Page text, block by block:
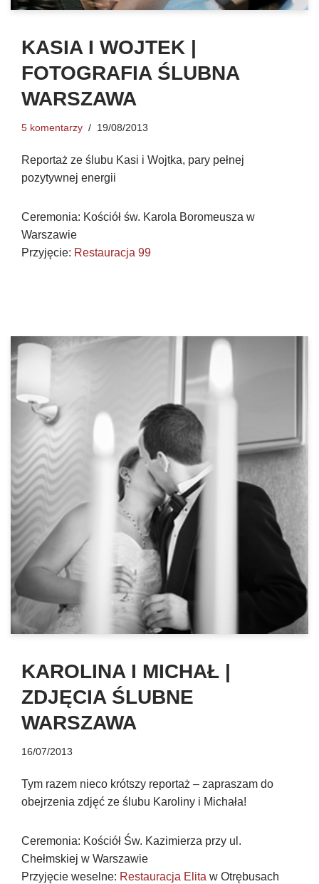
KASIA I WOJTEK |
FOTOGRAFIA ŚLUBNA
WARSZAWA
5 komentarzy 19/08/2013
Reportaż ze ślubu Kasi i Wojtka, pary pełnej
pozytywnej energii
Ceremonia: Kościół św. Karola Boromeusza w
Warszawie
Przyjęcie: Restauracja 99
KAROLINA I MICHAŁ |
ZDJĘCIA ŚLUBNE
WARSZAWA
16/07/2013
Tym razem nieco krótszy reportaż – zapraszam do
obejrzenia zdjęć ze ślubu Karoliny i Michała!
Ceremonia: Kościół Św. Kazimierza przy ul.
Chełmskiej w Warszawie
Przyjęcie weselne: Restauracja Elita w Otrębusach